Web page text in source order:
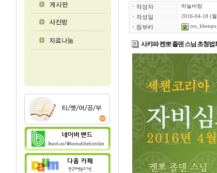
ㆍ 작성자 하늘바람
ㆍ 작성일 2016-04-18 (
ㆍ 첨부#1
사캬파 켄뽀 졸덴 스님 초청법